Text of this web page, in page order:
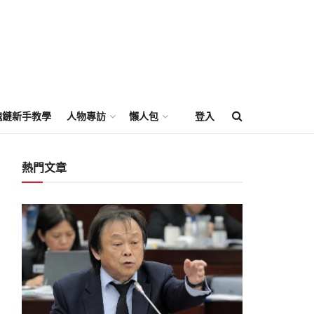
新手教學 人物專訪 懶人包 登入
熱門文章